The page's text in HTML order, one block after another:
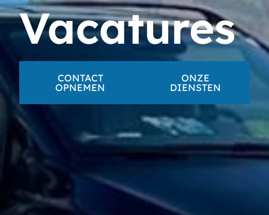
Vacatures
CONTACT
OPNEMEN
ONZE
DIENSTEN